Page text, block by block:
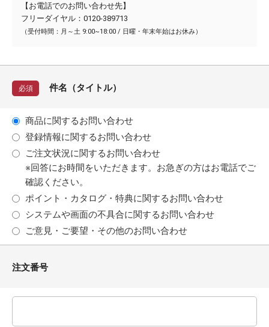
【お電話でのお問い合わせ先】
フリーダイヤル：0120-389713
（受付時間：月～土 9:00~18:00 / 日曜・年末年始はお休み）
必須 件名（タイトル）
商品に関するお問い合わせ
登録情報に関するお問い合わせ
ご注文状況に関するお問い合わせ
※回答にお時間をいただきます。お急ぎの方はお電話でご
確認ください。
ポイント・カタログ・特典に関するお問い合わせ
システムや画面の不具合に関するお問い合わせ
ご意見・ご要望・その他のお問い合わせ
注文番号